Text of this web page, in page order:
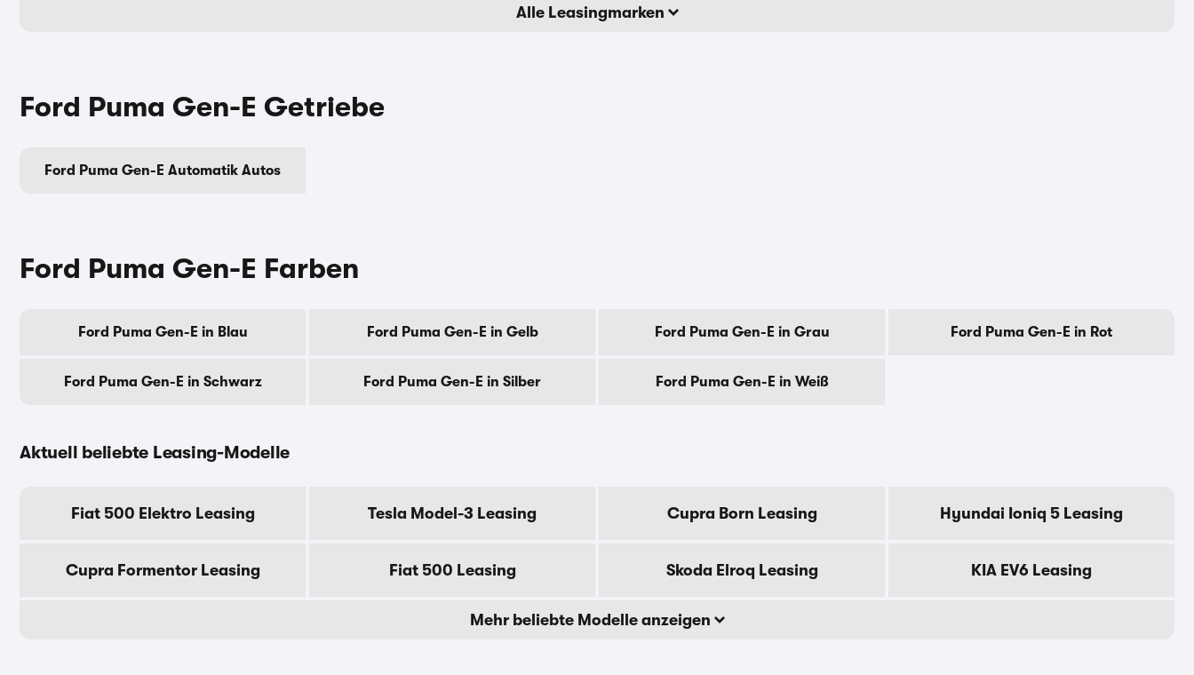
Alle Leasingmarken
Ford Puma Gen-E Getriebe
Ford Puma Gen-E Automatik Autos
Ford Puma Gen-E Farben
Ford Puma Gen-E in Blau Ford Puma Gen-E in Gelb Ford Puma Gen-E in Grau Ford Puma Gen-E in Rot
Ford Puma Gen-E in Schwarz Ford Puma Gen-E in Silber Ford Puma Gen-E in Weiß
Aktuell beliebte Leasing-Modelle
Fiat 500 Elektro Leasing Tesla Model-3 Leasing Cupra Born Leasing Hyundai Ioniq 5 Leasing
Cupra Formentor Leasing Fiat 500 Leasing Skoda Elroq Leasing KIA EV6 Leasing
Mehr beliebte Modelle anzeigen